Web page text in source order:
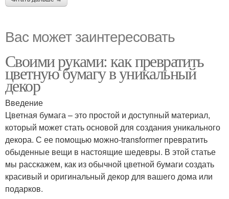
Вас может заинтересовать
Своими руками: как превратить
цветную бумагу в уникальный
декор
Введение
Цветная бумага – это простой и доступный материал,
который может стать основой для создания уникального
декора. С ее помощью можно-transformer превратить
обыденные вещи в настоящие шедевры. В этой статье
мы расскажем, как из обычной цветной бумаги создать
красивый и оригинальный декор для вашего дома или
подарков.